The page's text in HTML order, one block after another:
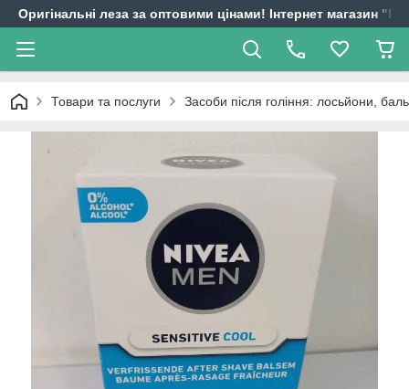
Оригінальні леза за оптовими цінами! Інтернет магазин
Товари та послуги Засоби після гоління: лосьйони,